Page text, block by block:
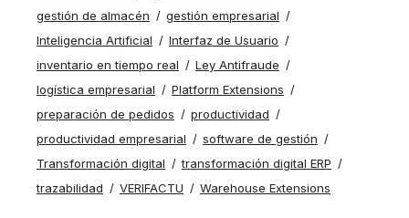
gestión de almacén
gestión empresarial
Inteligencia Artificial
Interfaz de Usuario
inventario en tiempo real
Ley Antifraude
logística empresarial
Platform Extensions
preparación de pedidos
productividad
productividad empresarial
software de gestión
Transformación digital
transformación digital ERP
trazabilidad
VERIFACTU Warehouse Extensions